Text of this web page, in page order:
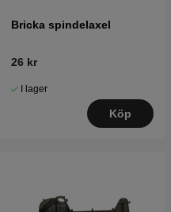
Bricka spindelaxel
26 kr
I lager
Köp